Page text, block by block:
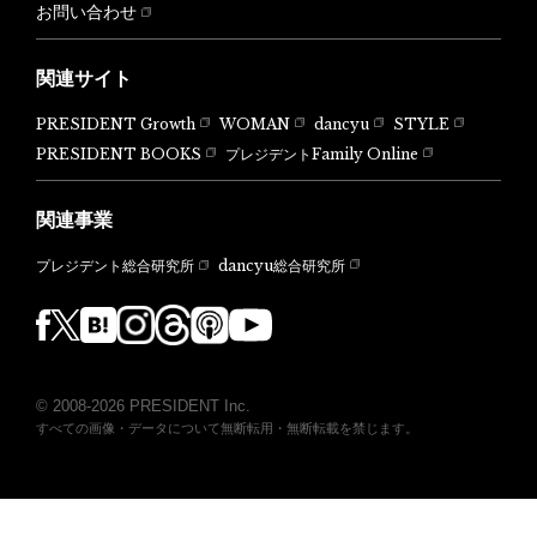
お問い合わせ
関連サイト
PRESIDENT Growth WOMAN dancyu
STYLE
PRESIDENT BOOKS
プレジデントFamily Online
関連事業
プレジデント総合研究所 dancyu総合研究所
© 2008-2026 PRESIDENT Inc.
すべての画像・データについて無断転用・無断転載を禁じます。